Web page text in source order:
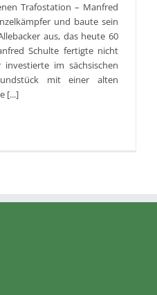
Trafostation – Manfred
und baute sein
aus, das heute 60
Schulte fertigte nicht
im sächsischen
mit einer alten
[...]